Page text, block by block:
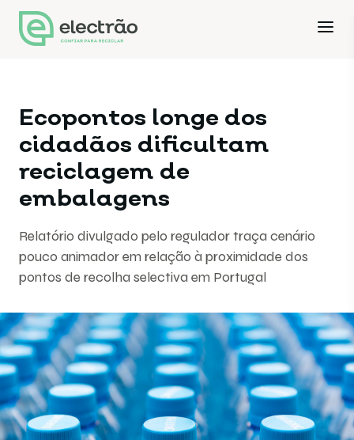
Ecopontos longe dos
cidadãos dificultam
reciclagem de
embalagens
Relatório divulgado pelo regulador traça cenário
pouco animador em relação à proximidade dos
pontos de recolha selectiva em Portugal